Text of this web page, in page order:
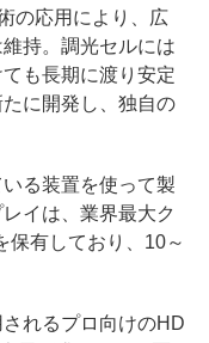
の応用により、広
持。調光セルには
も長期に渡り安定
に開発し、独自の
る装置を使って製
イは、業界最大ク
保有しており、10～
れるプロ向けのHD